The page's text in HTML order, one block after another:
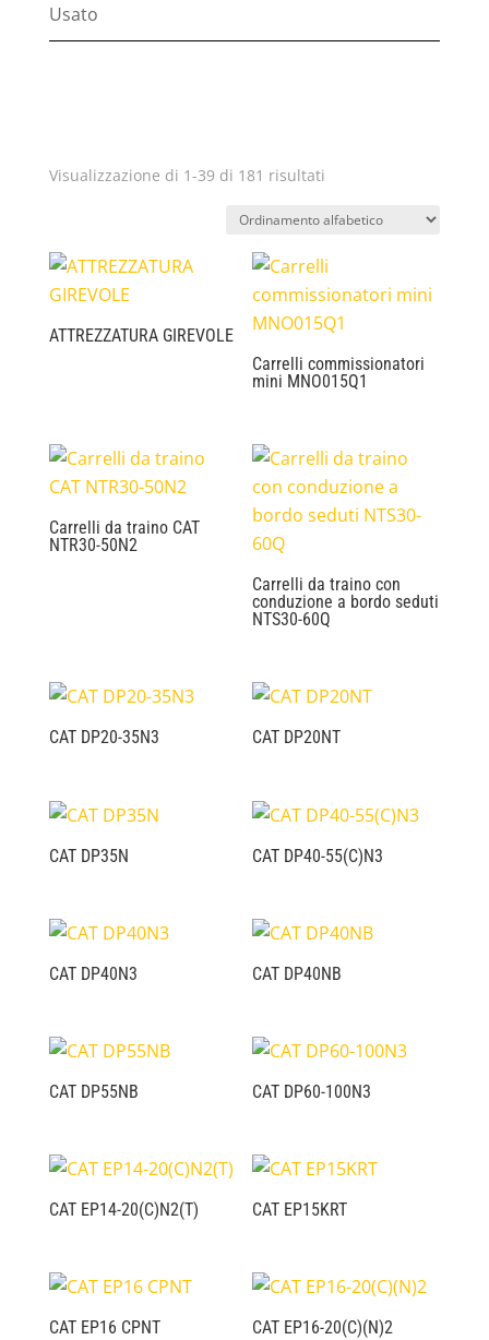
Usato
Visualizzazione di 1-39 di 181 risultati
ATTREZZATURA GIREVOLE
Carrelli commissionatori
mini MNO015Q1
Carrelli da traino CAT
NTR30-50N2
Carrelli da traino con
conduzione a bordo seduti
NTS30-60Q
CAT DP20-35N3 CAT DP20NT
CAT DP35N CAT DP40-55(C)N3
CAT DP40N3 CAT DP40NB
CAT DP55NB CAT DP60-100N3
CAT EP14-20(C)N2(T) CAT EP15KRT
CAT EP16 CPNT CAT EP16-20(C)(N)2